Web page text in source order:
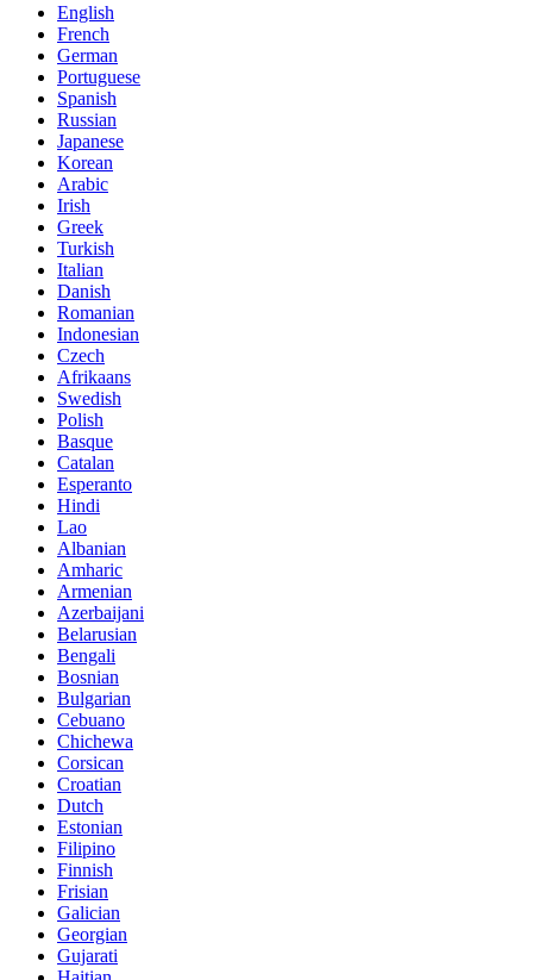
English
French
German
Portuguese
Spanish
Russian
Japanese
Korean
Arabic
Irish
Greek
Turkish
Italian
Danish
Romanian
Indonesian
Czech
Afrikaans
Swedish
Polish
Basque
Catalan
Esperanto
Hindi
Lao
Albanian
Amharic
Armenian
Azerbaijani
Belarusian
Bengali
Bosnian
Bulgarian
Cebuano
Chichewa
Corsican
Croatian
Dutch
Estonian
Filipino
Finnish
Frisian
Galician
Georgian
Gujarati